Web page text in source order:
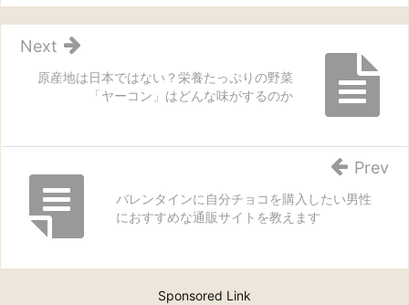
原産地は日本ではない？栄養たっぷりの野菜
「ヤーコン」はどんな味がするのか
Next
バレンタインに自分チョコを購入したい男性
におすすめな通販サイトを教えます
Prev
Sponsored Link